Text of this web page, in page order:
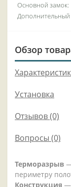
Основной замок:
Дополнительный
Обзор
Установка
Отзывов (0)
Вопросы (0)
Терморазрыв
периметру
Конструкция —